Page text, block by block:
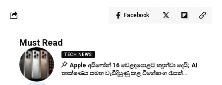
Facebook
Must Read
TECH NEWS
Apple අයිෆෝන් 16 වෙළඳපොළට හඳුන්වා දෙයි; AI
තාක්ෂණය සමඟ වැඩිදියුණු කළ විශේෂාංග රැසක්…